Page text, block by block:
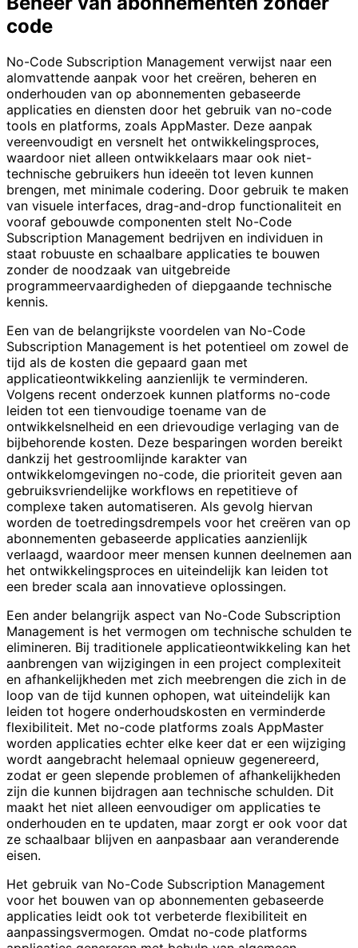
code
No-Code Subscription Management verwijst naar een
alomvattende aanpak voor het creëren, beheren en
onderhouden van op abonnementen gebaseerde
applicaties en diensten door het gebruik van no-code
tools en platforms, zoals AppMaster. Deze aanpak
vereenvoudigt en versnelt het ontwikkelingsproces,
waardoor niet alleen ontwikkelaars maar ook niet-
technische gebruikers hun ideeën tot leven kunnen
brengen, met minimale codering. Door gebruik te maken
van visuele interfaces, drag-and-drop functionaliteit en
vooraf gebouwde componenten stelt No-Code
Subscription Management bedrijven en individuen in
staat robuuste en schaalbare applicaties te bouwen
zonder de noodzaak van uitgebreide
programmeervaardigheden of diepgaande technische
kennis.
Een van de belangrijkste voordelen van No-Code
Subscription Management is het potentieel om zowel de
tijd als de kosten die gepaard gaan met
applicatieontwikkeling aanzienlijk te verminderen.
Volgens recent onderzoek kunnen platforms no-code
leiden tot een tienvoudige toename van de
ontwikkelsnelheid en een drievoudige verlaging van de
bijbehorende kosten. Deze besparingen worden bereikt
dankzij het gestroomlijnde karakter van
ontwikkelomgevingen no-code, die prioriteit geven aan
gebruiksvriendelijke workflows en repetitieve of
complexe taken automatiseren. Als gevolg hiervan
worden de toetredingsdrempels voor het creëren van op
abonnementen gebaseerde applicaties aanzienlijk
verlaagd, waardoor meer mensen kunnen deelnemen aan
het ontwikkelingsproces en uiteindelijk kan leiden tot
een breder scala aan innovatieve oplossingen.
Een ander belangrijk aspect van No-Code Subscription
Management is het vermogen om technische schulden te
elimineren. Bij traditionele applicatieontwikkeling kan het
aanbrengen van wijzigingen in een project complexiteit
en afhankelijkheden met zich meebrengen die zich in de
loop van de tijd kunnen ophopen, wat uiteindelijk kan
leiden tot hogere onderhoudskosten en verminderde
flexibiliteit. Met no-code platforms zoals AppMaster
worden applicaties echter elke keer dat er een wijziging
wordt aangebracht helemaal opnieuw gegenereerd,
zodat er geen slepende problemen of afhankelijkheden
zijn die kunnen bijdragen aan technische schulden. Dit
maakt het niet alleen eenvoudiger om applicaties te
onderhouden en te updaten, maar zorgt er ook voor dat
ze schaalbaar blijven en aanpasbaar aan veranderende
eisen.
Het gebruik van No-Code Subscription Management
voor het bouwen van op abonnementen gebaseerde
applicaties leidt ook tot verbeterde flexibiliteit en
aanpassingsvermogen. Omdat no-code platforms